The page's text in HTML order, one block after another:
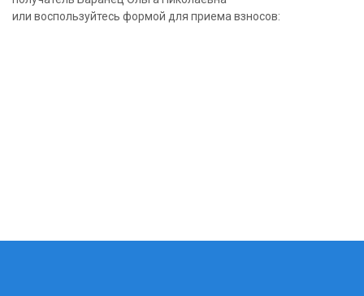
или воспользуйтесь формой для приема взносов: